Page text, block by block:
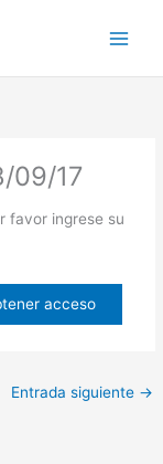
09/17
favor ingrese su
Entrada siguiente →